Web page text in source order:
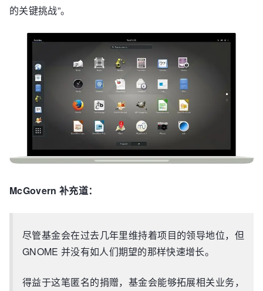
的关键挑战”。
McGovern 补充道：
尽管基金会在过去几年里维持着项目的领导地位，但
GNOME 并没有如人们期望的那样快速增长。
得益于这笔匿名的捐赠，基金会能够拓展相关业务，